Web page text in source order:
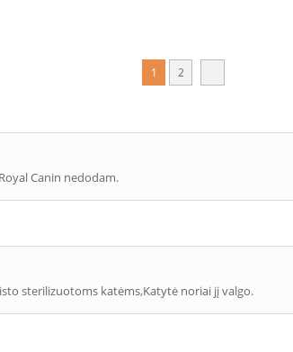
1 2
Canin nedodam.
sterilizuotoms katėms,Katytė noriai jį valgo.